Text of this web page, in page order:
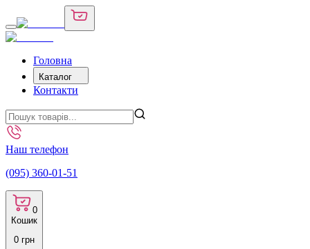
Головна
Каталог
Контакти
Наш телефон
(095) 360-01-51
0
Кошик
0 грн